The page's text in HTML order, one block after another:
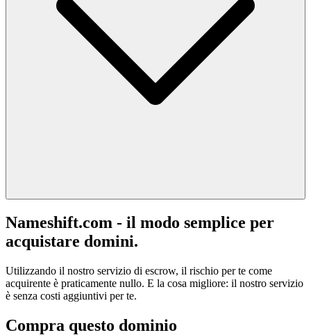
Nameshift.com - il modo semplice per
acquistare domini.
Utilizzando il nostro servizio di escrow, il rischio per te come
acquirente è praticamente nullo. E la cosa migliore: il nostro servizio
è senza costi aggiuntivi per te.
Compra questo dominio